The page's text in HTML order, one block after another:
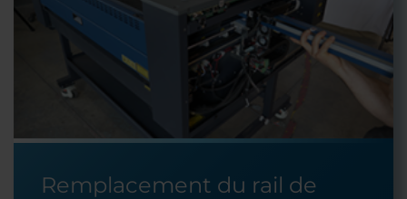
Remplacement du rail de